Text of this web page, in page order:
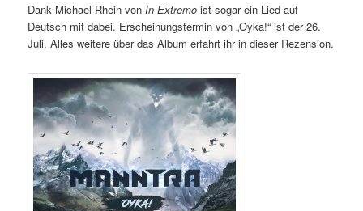
Dank Michael Rhein vonIn Extremo ist sogar ein Lied auf
Deutsch mit dabei. Erscheinungstermin von „Oyka!“ ist der 26.
Juli. Alles weitere über das Album erfahrt ihr in dieser Rezension.